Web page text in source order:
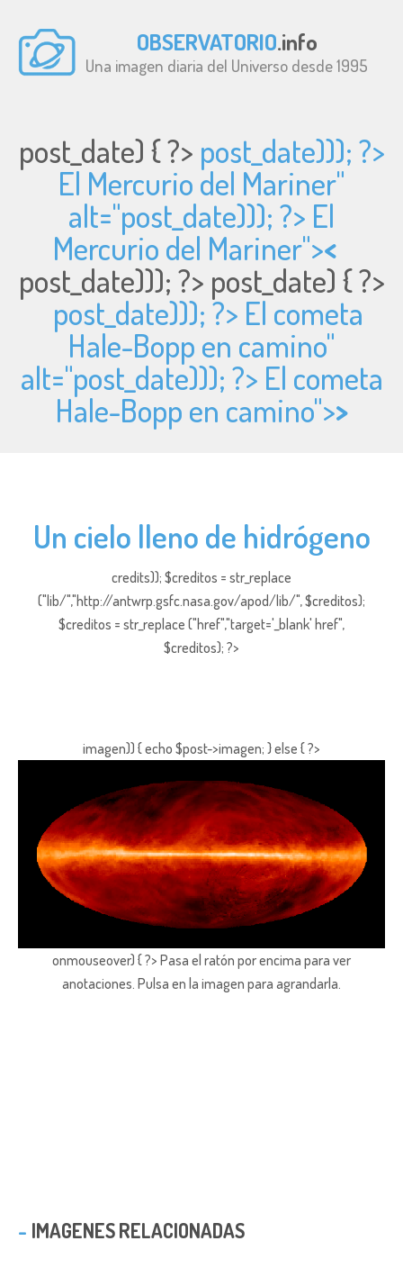
OBSERVATORIO.info
Una imagen diaria del Universo desde 1995
post_date) { ?> post_date))); ?>
El Mercurio del Mariner"
alt="post_date))); ?> El
Mercurio del Mariner"><
post_date))); ?> post_date) { ?>
post_date))); ?> El cometa
Hale-Bopp en camino"
alt="post_date))); ?> El cometa
Hale-Bopp en camino">>
Un cielo lleno de hidrógeno
credits)); $creditos = str_replace
("lib/","http://antwrp.gsfc.nasa.gov/apod/lib/", $creditos);
$creditos = str_replace ("href","target='_blank' href",
$creditos); ?>
imagen)) { echo $post->imagen; } else { ?>
onmouseover) { ?> Pasa el ratón por encima para ver
anotaciones. Pulsa en la imagen para agrandarla.
IMAGENES RELACIONADAS